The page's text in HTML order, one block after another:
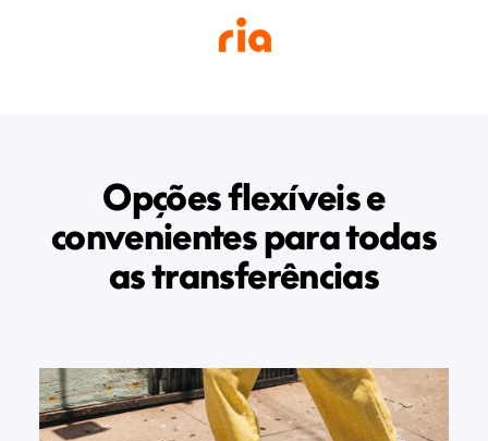
Opções flexíveis e
convenientes para todas
as transferências